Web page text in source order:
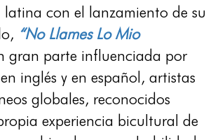
latina con el lanzamiento de su
“No Llames Lo Mio
gran parte influenciada por
inglés y en español, artistas
globales, reconocidos
experiencia bicultural de